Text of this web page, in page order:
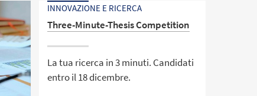
INNOVAZIONE E RICERCA
Three-Minute-Thesis Competition
La tua ricerca in 3 minuti. Candidati
entro il 18 dicembre.